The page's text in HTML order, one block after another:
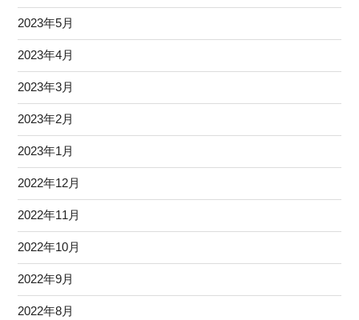
2023年5月
2023年4月
2023年3月
2023年2月
2023年1月
2022年12月
2022年11月
2022年10月
2022年9月
2022年8月